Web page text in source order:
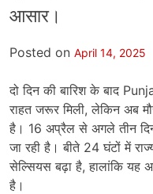
आसार।
Posted on April 14, 2025
दो दिन की बारिश के बाद
राहत जरूर मिली, लेकिन अब
है। 16 अप्रैल से अगले तीन
जा रही है। बीते 24 घंटों में
सेल्सियस बढ़ा है, हालांकि यह
है।